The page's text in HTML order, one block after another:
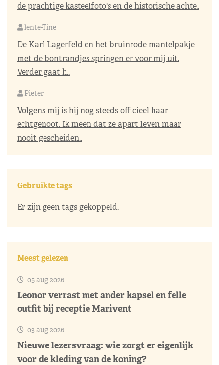
de prachtige kasteelfoto's en de historische achte..
lente-Tine
De Karl Lagerfeld en het bruinrode mantelpakje
met de bontrandjes springen er voor mij uit.
Verder gaat h..
Pieter
Volgens mij is hij nog steeds officieel haar
echtgenoot. Ik meen dat ze apart leven maar
nooit gescheiden..
Gebruikte tags
Er zijn geen tags gekoppeld.
Meest gelezen
05 aug 2026
Leonor verrast met ander kapsel en felle
outfit bij receptie Marivent
03 aug 2026
Nieuwe lezersvraag: wie zorgt er eigenlijk
voor de kleding van de koning?